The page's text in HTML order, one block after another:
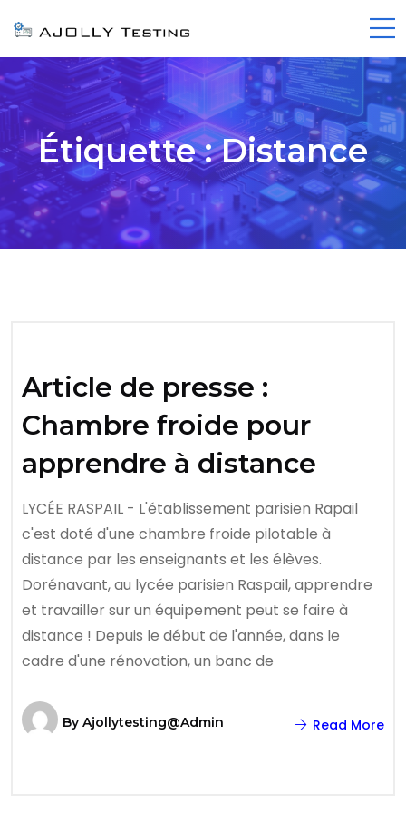
Étiquette :Distance
Article de presse :
Chambre froide pour
apprendre à distance
LYCÉE RASPAIL - L'établissement parisien Rapail
c'est doté d'une chambre froide pilotable à
distance par les enseignants et les élèves.
Dorénavant, au lycée parisien Raspail, apprendre
et travailler sur un équipement peut se faire à
distance ! Depuis le début de l'année, dans le
cadre d'une rénovation, un banc de
By Ajollytesting@admin Read More